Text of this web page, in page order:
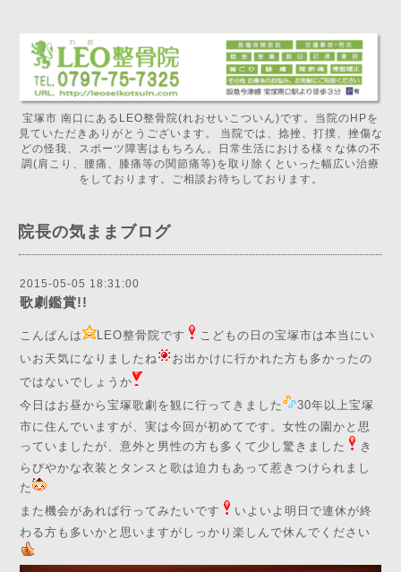
宝塚市 南口にあるLEO整骨院(れおせいこついん)です。当院のHPを
見ていただきありがとうございます。 当院では、捻挫、打撲、挫傷な
どの怪我、スポーツ障害はもちろん。日常生活における様々な体の不
調(肩こり、腰痛、膝痛等の関節痛等)を取り除くといった幅広い治療
をしております。ご相談お待ちしております。
院長の気ままブログ
2015-05-05 18:31:00
歌劇鑑賞!!
こんばんは LEO整骨院です
こどもの日の宝塚市は本当にい
いお天気になりましたね
お出かけに行かれた方も多かったの
ではないでしょうか
今日はお昼から宝塚歌劇を観に行ってきました
30年以上宝塚
市に住んでいますが、実は今回が初めてです。女性の園かと思
っていましたが、意外と男性の方も多くて少し驚きました
き
らびやかな衣装とタンスと歌は迫力もあって惹きつけられまし
た
また機会があれば行ってみたいです
いよいよ明日で連休が終
わる方も多いかと思いますがしっかり楽しんで休んでください